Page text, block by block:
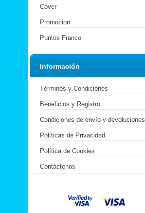
Cover
Promocion
Puntos Franco
Información
Términos y Condiciones
Beneficios y Registro
Condiciones de envío y devoluciones
Políticas de Privacidad
Política de Cookies
Contáctenos